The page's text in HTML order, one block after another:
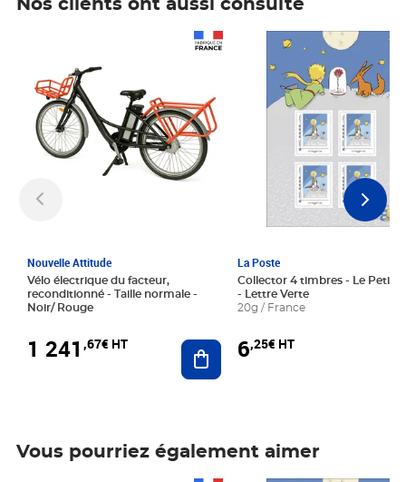
Nos clients ont aussi consulté
Nouvelle Attitude
Vélo électrique du facteur,
reconditionné - Taille normale -
Noir/ Rouge
1 241 ,67€ HT Ajouter au panier
La Poste
Collector 4 timbres - Le Petit
- Lettre Verte
20g / France
6,25€ HT
Prix 6,25€ HT
Vous pourriez également aimer